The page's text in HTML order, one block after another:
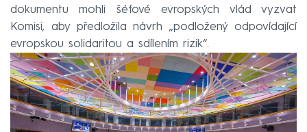
dokumentu mohli šéfové evropských vlád vyzvat
Komisi, aby předložila návrh „podložený odpovídající
evropskou solidaritou a sdílením rizik“.